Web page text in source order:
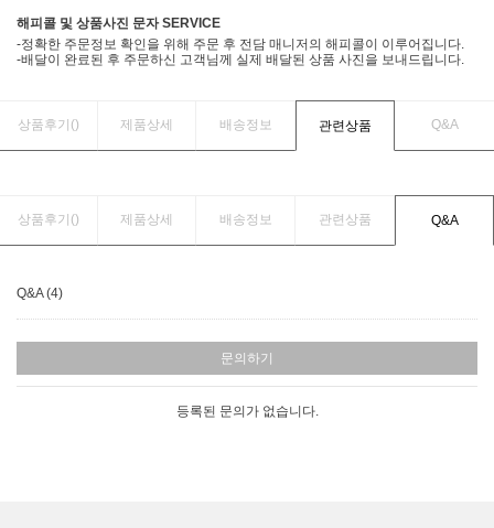
해피콜 및 상품사진 문자 SERVICE
-정확한 주문정보 확인을 위해 주문 후 전담 매니저의 해피콜이 이루어집니다.
-배달이 완료된 후 주문하신 고객님께 실제 배달된 상품 사진을 보내드립니다.
상품후기() 제품상세 배송정보 관련상품 Q&A
상품후기() 제품상세 배송정보 관련상품 Q&A
Q&A (4)
문의하기
등록된 문의가 없습니다.